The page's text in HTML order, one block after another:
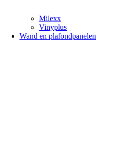
Milexx
Vinyplus
Wand en plafondpanelen